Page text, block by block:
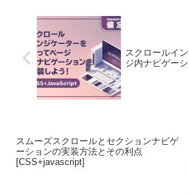
スクロールイ
ジ内ナビゲー
スムーズスクロールとセクションナビゲ
ーションの実装方法とその利点
[CSS+javascript]